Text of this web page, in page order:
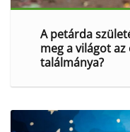
A petárda
meg a világot
találmánya?